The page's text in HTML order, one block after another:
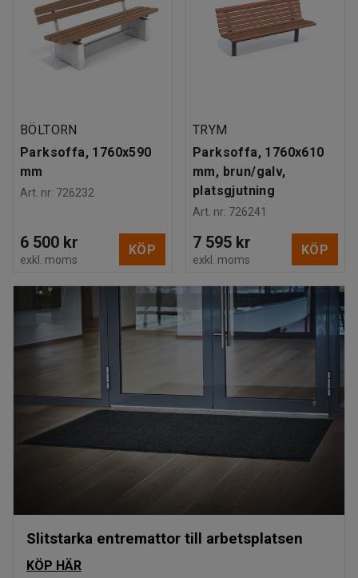
BÖLTORN
Parksoffa, 1760x590
mm
Art. nr: 726232
6 500 kr
exkl. moms
KÖP
TRYM
Parksoffa, 1760x610
mm, brun/galv,
platsgjutning
Art. nr: 726241
7 595 kr
exkl. moms
KÖP
Slitstarka entremattor till arbetsplatsen
KÖP HÄR